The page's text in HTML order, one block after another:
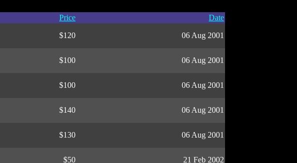
Price Date
$120 06 Aug 2001
$100 06 Aug 2001
$100 06 Aug 2001
$140 06 Aug 2001
$130 06 Aug 2001
$50 21 Feb 2002